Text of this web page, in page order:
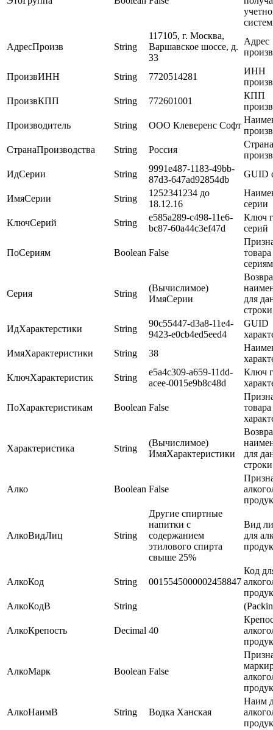
АдресПроизв String
117105, г. Москва,
Варшавское шоссе, д.
33
Адрес
ПроизвИНН String 7720514281
ИНН
ПроизвКПП
String 772601001
КПП
Производитель
String ООО Клеверенс Софт
СтранаПроизводства
String Россия
Страна
ИдСерии
String
9991e487-1183-49bb-
87d3-647ad92854db
GUID
ИмяСерии String
1252341234 до
18.12.16
серии
КлючСерий
String
e585a289-c498-11e6-
bc87-60a44c3ef47d
Ключ
серий
ПоСериям Boolean False
сериям
Серия String
(Вычислимое)
ИмяСерии
для
строки
ИдХарактерстики
String
90c55447-d3a8-11e4-
9423-e0cb4ed5eed4
GUID
ИмяХарактеристики
String 38
КлючХарактеристик
String
e5a4c309-a659-11dd-
acee-0015e9b8c48d
Ключ
ПоХарактеристикам Boolean False
Характеристика String
(Вычислимое)
ИмяХарактеристики
для
строки
Алко Boolean False
АлкоВидЛиц String
Другие спиртные
напитки с
содержанием
этилового спирта
свыше 25%
Вид
для
АлкоКод String 0015545000002458847
Код
АлкоКодВ
String
АлкоКрепость Decimal 40
АлкоМарк Boolean False
АлкоНаимВ String Водка Ханская
Наим